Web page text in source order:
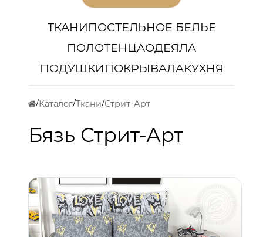
ТКАНИПОСТЕЛЬНОЕ БЕЛЬЕ
ПОЛОТЕНЦАОДЕЯЛА
ПОДУШКИПОКРЫВАЛАКУХНЯ
Каталог Ткани Стрит-Арт
Бязь Стрит-Арт